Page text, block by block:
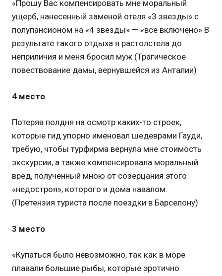
«Прошу Вас компенсировать мне моральный
ущерб, нанесенный заменой отеля «3 звезды» с
полупансионом на «4 звезды» — «все включено» В
результате такого отдыха я растолстела до
неприличия и меня бросил муж (Трагическое
повествование дамы, вернувшейся из Анталии)
4 место
Потеряв полдня на осмотр каких-то строек,
которые гид упорно именовал шедеврами Гауди,
требую, чтобы турфирма вернула мне стоимость
экскурсии, а также компенсировала моральный
вред, полученный мною от созерцания этого
«недостроя», которого и дома навалом.
(Претензия туриста после поездки в Барселону)
3 место
«Купаться было невозможно, так как в море
плавали большие рыбы, которые эротично